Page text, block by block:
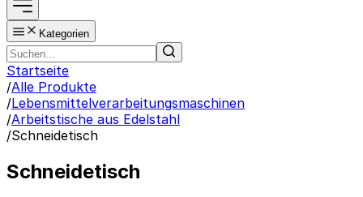
Kategorien
Startseite
/Alle Produkte
/Lebensmittelverarbeitungsmaschinen
/Arbeitstische aus Edelstahl
/Schneidetisch
Schneidetisch